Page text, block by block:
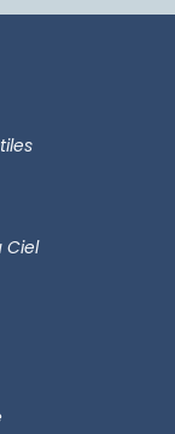
Ciel